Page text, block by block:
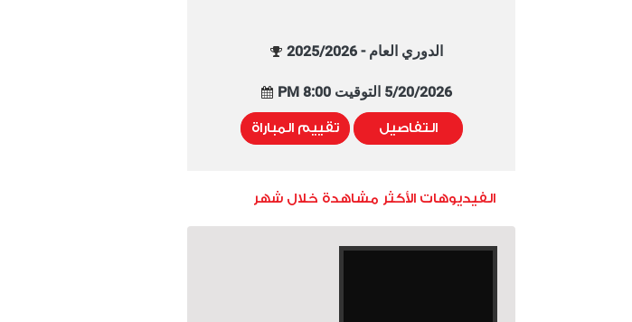
الدوري العام - 2025/2026
5/20/2026 التوقيت 8:00 PM
التفاصيل تقييم المباراة
الفيديوهات الأكثر مشاهدة خلال شهر